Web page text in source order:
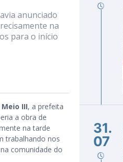
anunciado
na
para o início
III, a prefeita
a obra de
na tarde
trabalhando nos
comunidade do
31.
07